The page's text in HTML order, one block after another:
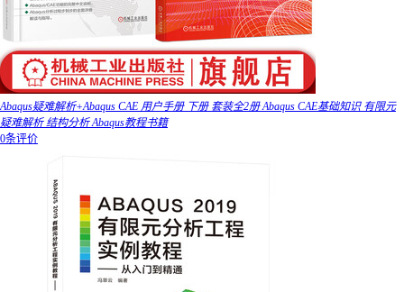
Abaqus疑难解析+Abaqus CAE 用户手册 下册 套装全2册 Abaqus CAE基础知识 有限元
疑难解析 结构分析 Abaqus教程书籍
0条评价